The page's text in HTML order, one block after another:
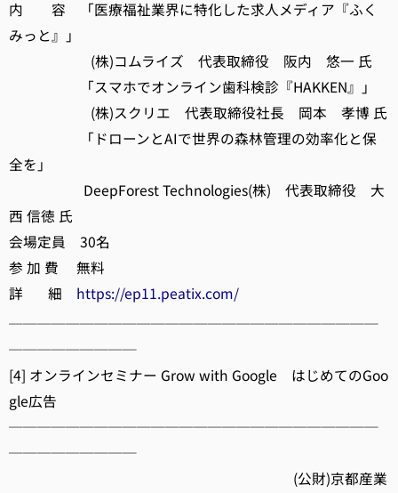
内 容 「医療福祉業界に特化した求人メディア『ふく
みっと』」
(株)コムライズ 代表取締役 阪内 悠一 氏
「スマホでオンライン歯科検診『HAKKEN』」
(株)スクリエ 代表取締役社長 岡本 孝博 氏
「ドローンとAIで世界の森林管理の効率化と保
全を」
DeepForest Technologies(株) 代表取締役 大
西 信徳 氏
会場定員 30名
参 加 費 無料
詳 細 https://ep11.peatix.com/
──────────────────────────
─────────
[4] オンラインセミナー Grow with Google はじめてのGoo
gle広告
──────────────────────────
─────────
(公財)京都産業